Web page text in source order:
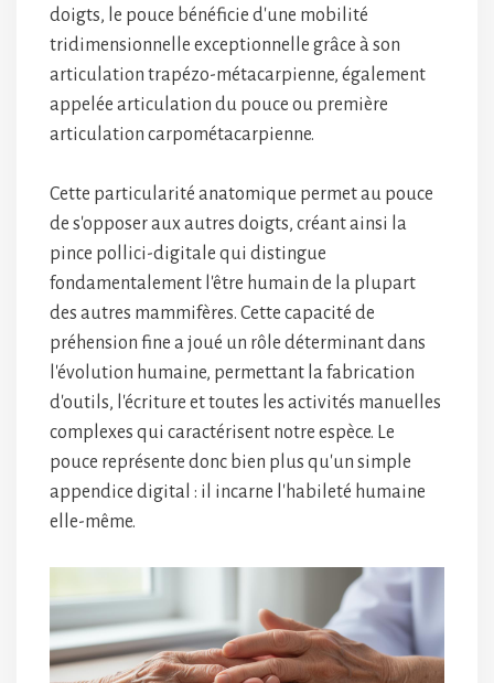
doigts, le pouce bénéficie d'une mobilité
tridimensionnelle exceptionnelle grâce à son
articulation trapézo-métacarpienne, également
appelée articulation du pouce ou première
articulation carpométacarpienne.
Cette particularité anatomique permet au pouce
de s'opposer aux autres doigts, créant ainsi la
pince pollici-digitale qui distingue
fondamentalement l'être humain de la plupart
des autres mammifères. Cette capacité de
préhension fine a joué un rôle déterminant dans
l'évolution humaine, permettant la fabrication
d'outils, l'écriture et toutes les activités manuelles
complexes qui caractérisent notre espèce. Le
pouce représente donc bien plus qu'un simple
appendice digital : il incarne l'habileté humaine
elle-même.